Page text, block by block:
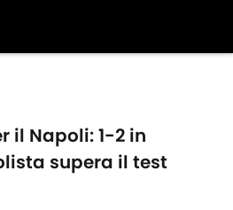
il Napoli: 1-2 in
supera il test